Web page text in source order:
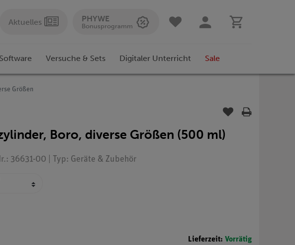
Aktuelles PHYWE
Bonusprogramm
Versuche & Sets Digitaler Unterricht Sale
Größen
Boro, diverse Größen (500 ml)
36631-00 | Typ: Geräte & Zubehör
Lieferzeit: Vorrätig